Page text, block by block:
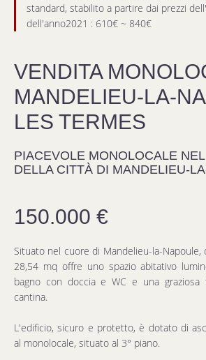
standard, stabilito a partire dai prezzi
dell'anno2021 : 610€ ~ 840€
VENDITA
MANDELIEU-LA-
LES TERMES
PIACEVOLE MONOLOCALE
DELLA CITTÀ DI MANDELIEU-
150.000 €
Situato nel cuore di Mandelieu-la-
28,54 mq offre uno spazio abitativo
bagno con doccia e WC e una graziosa
cantina.
L'edificio, sicuro e protetto, è dotato di
al monolocale, situato al 3° piano.